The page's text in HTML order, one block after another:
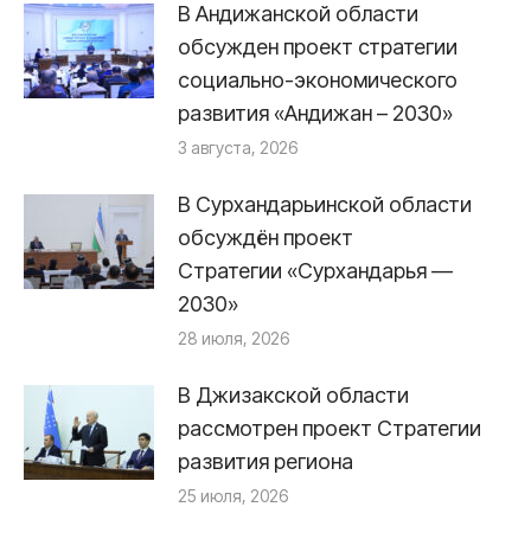
В Андижанской области
обсужден проект стратегии
социально-экономического
развития «Андижан – 2030»
3 августа, 2026
В Сурхандарьинской области
обсуждён проект
Стратегии «Сурхандарья —
2030»
28 июля, 2026
В Джизакской области
рассмотрен проект Стратегии
развития региона
25 июля, 2026